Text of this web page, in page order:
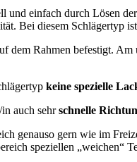
und einfach durch Lösen
Bei diesem Schlägertyp
dem Rahmen befestigt. Am
keine spezielle
in auch sehrschnelle
genauso gern wie im
speziellen